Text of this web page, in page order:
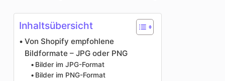
Inhaltsübersicht
Von Shopify empfohlene
Bildformate – JPG oder PNG
Bilder im JPG-Format
Bilder im PNG-Format